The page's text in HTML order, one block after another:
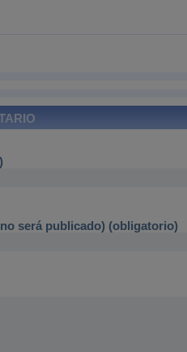
será publicado) (obligatorio)